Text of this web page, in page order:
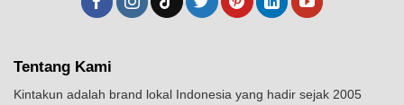
Tentang Kami
Kintakun adalah brand lokal Indonesia yang hadir sejak 2005